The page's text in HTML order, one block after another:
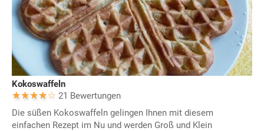
Kokoswaffeln
21 Bewertungen
Die süßen Kokoswaffeln gelingen Ihnen mit diesem
einfachen Rezept im Nu und werden Groß und Klein